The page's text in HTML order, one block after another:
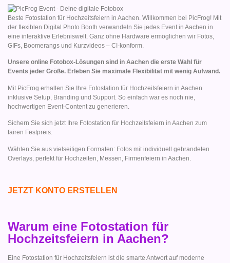
Beste Fotostation für Hochzeitsfeiern in Aachen. Willkommen bei PicFrog! Mit
der flexiblen Digital Photo Booth verwandeln Sie jedes Event in Aachen in
eine interaktive Erlebniswelt. Ganz ohne Hardware ermöglichen wir Fotos,
GIFs, Boomerangs und Kurzvideos – CI-konform.
Unsere online Fotobox-Lösungen sind in Aachen die erste Wahl für
Events jeder Größe. Erleben Sie maximale Flexibilität mit wenig Aufwand.
Mit PicFrog erhalten Sie Ihre Fotostation für Hochzeitsfeiern in Aachen
inklusive Setup, Branding und Support. So einfach war es noch nie,
hochwertigen Event-Content zu generieren.
Sichern Sie sich jetzt Ihre Fotostation für Hochzeitsfeiern in Aachen zum
fairen Festpreis.
Wählen Sie aus vielseitigen Formaten: Fotos mit individuell gebrandeten
Overlays, perfekt für Hochzeiten, Messen, Firmenfeiern in Aachen.
JETZT KONTO ERSTELLEN
Warum eine Fotostation für
Hochzeitsfeiern in Aachen?
Eine Fotostation für Hochzeitsfeiern ist die smarte Antwort auf moderne